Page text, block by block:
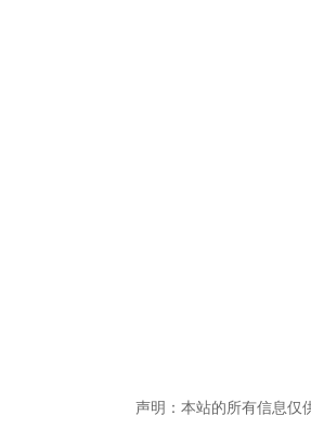
声明：本站的所有信息仅